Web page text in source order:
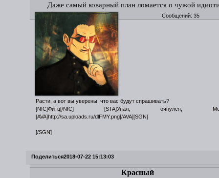
Даже самый коварный план ломается о чужой
Сообщений: 35
Расти, а вот вы уверены, что вас будут спрашивать?
[NIC]Фитц[/NIC] [STA]Упал, очнулся,
[AVA]http://sa.uploads.ru/dlFMY.png[/AVA][SGN]
[/SGN]
Поделиться2018-07-22 15:13:03
Красный